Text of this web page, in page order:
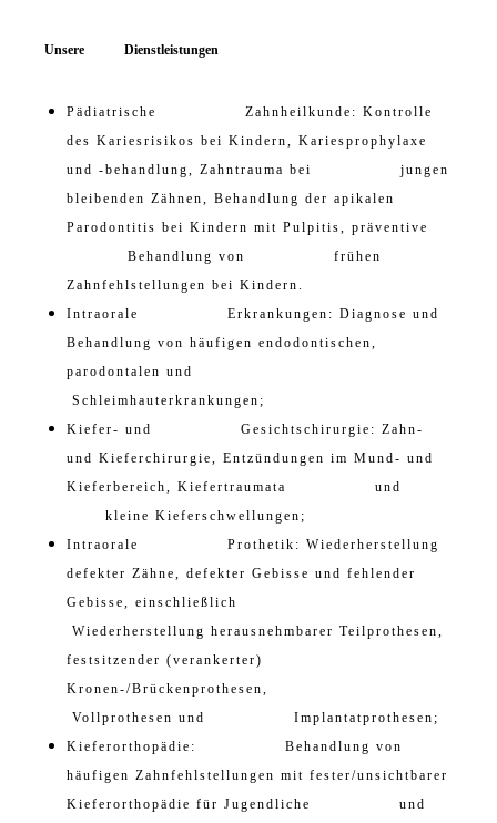
Unsere Dienstleistungen
Pädiatrische Zahnheilkunde: Kontrolle
des Kariesrisikos bei Kindern, Kariesprophylaxe
und -behandlung, Zahntrauma bei jungen
bleibenden Zähnen, Behandlung der apikalen
Parodontitis bei Kindern mit Pulpitis, präventive
Behandlung von frühen
Zahnfehlstellungen bei Kindern.
Intraorale Erkrankungen: Diagnose und
Behandlung von häufigen endodontischen,
parodontalen und
Schleimhauterkrankungen;
Kiefer- und Gesichtschirurgie: Zahn-
und Kieferchirurgie, Entzündungen im Mund- und
Kieferbereich, Kiefertraumata und
kleine Kieferschwellungen;
Intraorale Prothetik: Wiederherstellung
defekter Zähne, defekter Gebisse und fehlender
Gebisse, einschließlich
Wiederherstellung herausnehmbarer Teilprothesen,
festsitzender (verankerter)
Kronen-/Brückenprothesen,
Vollprothesen und Implantatprothesen;
Kieferorthopädie: Behandlung von
häufigen Zahnfehlstellungen mit fester/unsichtbarer
Kieferorthopädie für Jugendliche und